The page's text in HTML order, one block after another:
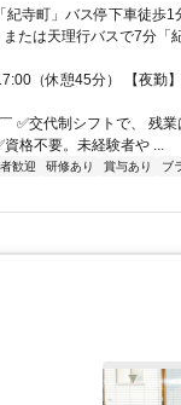
寺町」バス停下車徒歩1
たは天理行バスで7分「
（休憩45分） 【夜勤
✅交代制シフトで、 残業
格不要。未経験者や ...
歓迎 研修あり 賞与あり
ブ